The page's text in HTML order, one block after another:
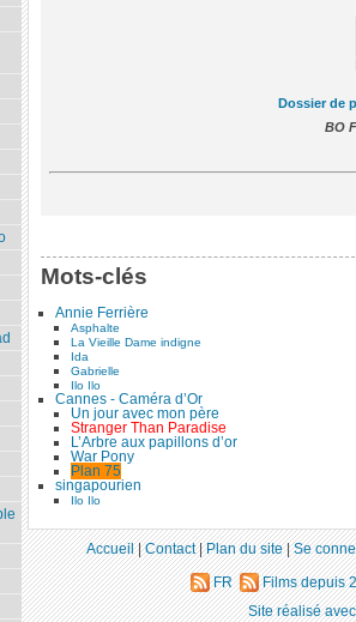
Dossier de
BO
Mots-clés
Annie Ferrière
Asphalte
La Vieille Dame indigne
Ida
Gabrielle
Ilo Ilo
Cannes - Caméra d’Or
Un jour avec mon père
Stranger Than Paradise
L’Arbre aux papillons d’or
War Pony
Plan 75
singapourien
Ilo Ilo
Accueil|Contact|Plan du site|Se
FR Films depuis
Site réalisé